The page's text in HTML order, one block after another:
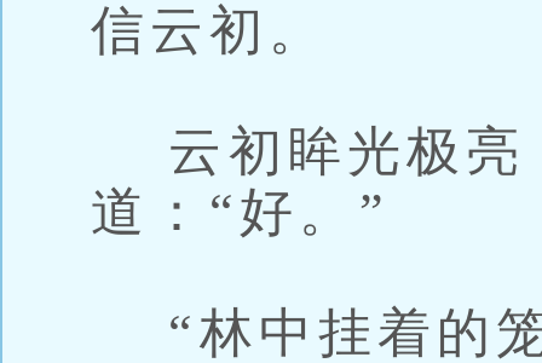
信云初。
云初眸光极亮
道：“好。”
“林中挂着的